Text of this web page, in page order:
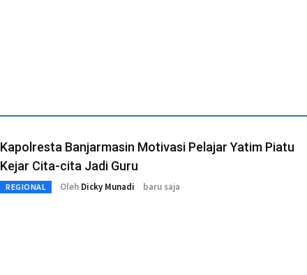
Kapolresta Banjarmasin Motivasi Pelajar Yatim Piatu
Kejar Cita-cita Jadi Guru
REGIONAL Oleh Dicky Munadi baru saja